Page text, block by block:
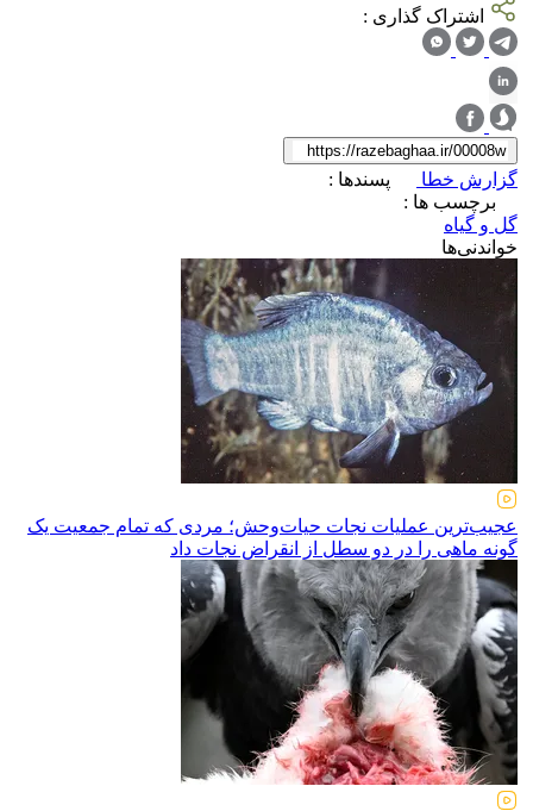
اشتراک گذاری :
گزارش خطا
پسندها :
برچسب ها :
گل و گیاه
خواندنی‌ها
عجیب‌ترین عملیات نجات حیات‌وحش؛ مردی که تمام جمعیت یک
گونه ماهی را در دو سطل از انقراض نجات داد